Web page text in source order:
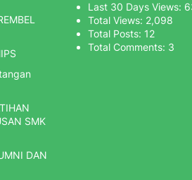
SMK
DAN
Last 30 Days Views:
Total Views: 2,098
Total Posts: 12
Total Comments: 3